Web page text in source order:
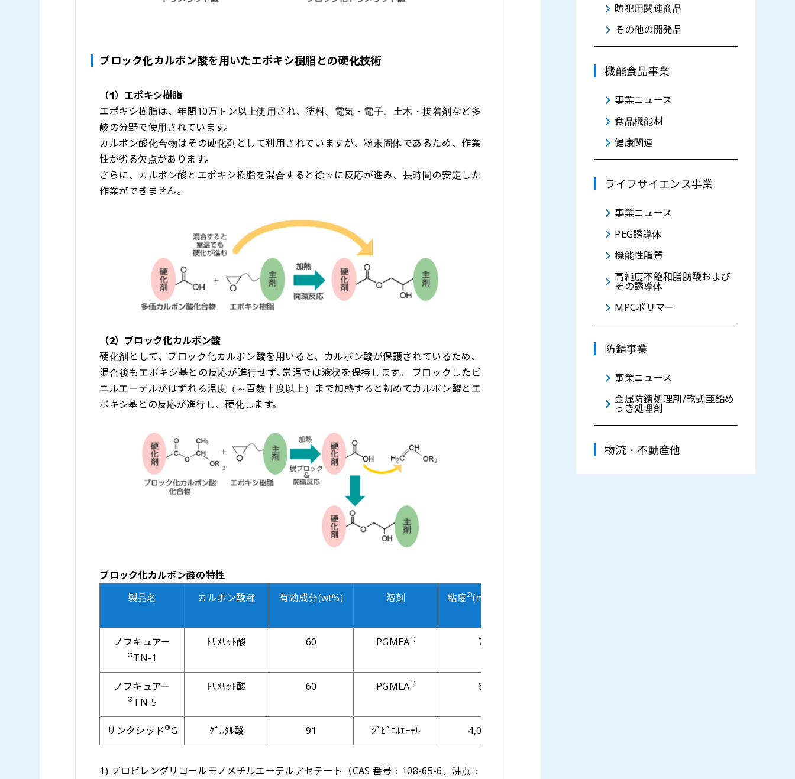
ブロック化カルボン酸を用いたエポキシ樹脂との硬化技術
（1）エポキシ樹脂
エポキシ樹脂は、年間10万トン以上使用され、塗料、電気・電子、土木・接着剤など多
岐の分野で使用されています。
カルボン酸化合物はその硬化剤として利用されていますが、粉末固体であるため、作業
性が劣る欠点があります。
さらに、カルボン酸とエポキシ樹脂を混合すると徐々に反応が進み、長時間の安定した
作業ができません。
（2）ブロック化カルボン酸
硬化剤として、ブロック化カルボン酸を用いると、カルボン酸が保護されているため、
混合後もエポキシ基との反応が進行せず､常温では液状を保持します。 ブロックしたビ
ニルエーテルがはずれる温度（～百数十度以上）まで加熱すると初めてカルボン酸とエ
ポキシ基との反応が進行し、硬化します。
ブロック化カルボン酸の特性
製品名
カルボン酸種 有効成分(wt%) 溶剤 粘度2)(mPa・s)
ノフキュアー
®TN-1
ﾄﾘﾒﾘｯﾄ酸 60 PGMEA1) 7
ノフキュアー
®TN-5
ﾄﾘﾒﾘｯﾄ酸 60 PGMEA1) 6
サンタシッド ®G ｸﾞﾙﾀﾙ酸 91 ｼﾞﾋﾞﾆﾙｴｰﾃﾙ 4,000
1) プロピレングリコールモノメチルエーテルアセテート（CAS 番号：108-65-6、沸点：
防犯用関連商品
その他の開発品
機能食品事業
事業ニュース
食品機能材
健康関連
ライフサイエンス事業
事業ニュース
PEG誘導体
機能性脂質
高純度不飽和脂肪酸および
その誘導体
MPCポリマー
防錆事業
事業ニュース
金属防錆処理剤/乾式亜鉛め
っき処理剤
物流・不動産他